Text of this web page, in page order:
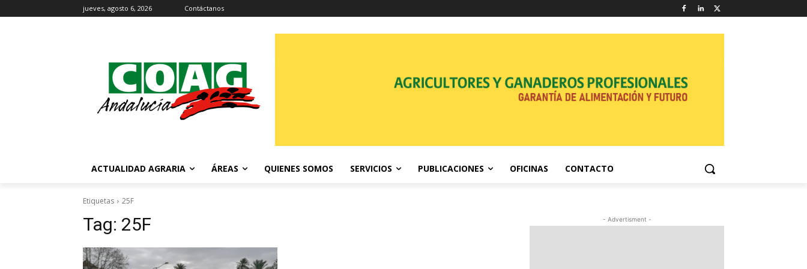
jueves, agosto 6, 2026 Contáctanos
ACTUALIDAD AGRARIA ÁREAS QUIENES SOMOS SERVICIOS PUBLICACIONES OFICINAS CONTACTO
Etiquetas 25F
Tag: 25F - Advertisment -